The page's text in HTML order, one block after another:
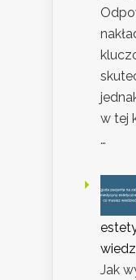
w tej
…
Jak